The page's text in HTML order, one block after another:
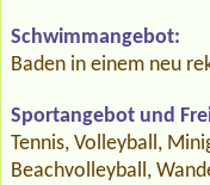
Schwimmangebot:
Baden in einem neu
Sportangebot und
Tennis, Volleyball,
Beachvolleyball,